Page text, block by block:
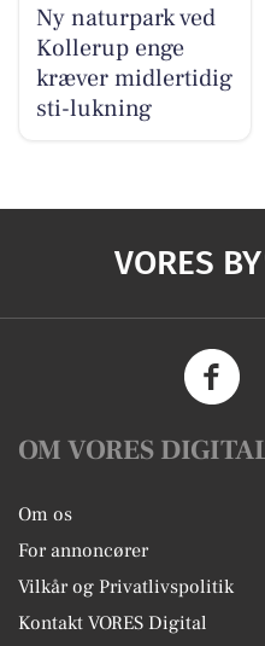
Ny naturpark ved
Kollerup enge
kræver midlertidig
sti-lukning
VORES BY
OM VORES
Om os
For annoncører
Vilkår og Privatlivspolitik
Kontakt VORES Digital